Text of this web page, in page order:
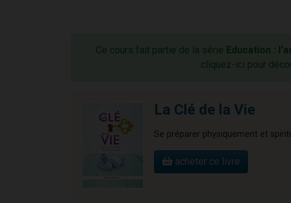
Ce cours fait partie de la série Education :
cliquez-ici pour
La Clé de la Vie
Se préparer physiquement et
acheter ce livre